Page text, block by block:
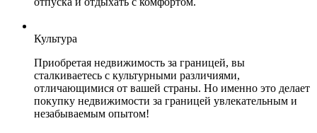
Культура
Приобретая недвижимость за границей, вы
сталкиваетесь с культурными различиями,
отличающимися от вашей страны. Но именно это делает
покупку недвижимости за границей увлекательным и
незабываемым опытом!